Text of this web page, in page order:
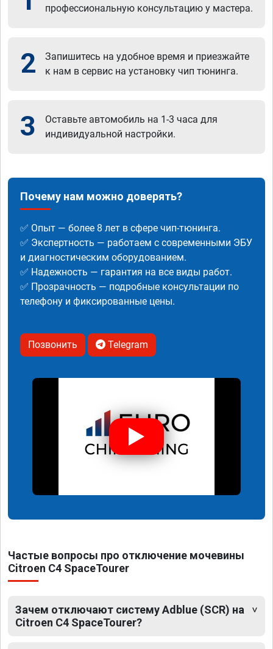
профессиональную консультацию у мастера.
2
Запишитесь на удобное время и приезжайте
к нам в сервис на установку чип тюнинга.
3
Оставьте автомобиль на 1-3 часа для
индивидуальной настройки.
Почему нам можно доверять?
✅ Опыт — более 8 лет в сфере чип-тюнинга.
✅ Экспертность — работаем с современными ЭБУ
и диагностическим оборудованием.
✅ Надежность — гарантия на все виды работ.
✅ Прозрачность — подробные консультации по
телефону и фиксированные цены.
Позвонить Telegram
Частые вопросы про отключение мочевины
Citroen C4 SpaceTourer
Зачем отключают систему Adblue (SCR) на
Citroen C4 SpaceTourer?